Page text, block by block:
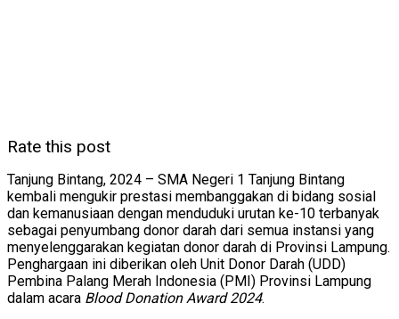
Rate this post
Tanjung Bintang, 2024 – SMA Negeri 1 Tanjung Bintang
kembali mengukir prestasi membanggakan di bidang sosial
dan kemanusiaan dengan menduduki urutan ke-10 terbanyak
sebagai penyumbang donor darah dari semua instansi yang
menyelenggarakan kegiatan donor darah di Provinsi Lampung.
Penghargaan ini diberikan oleh Unit Donor Darah (UDD)
Pembina Palang Merah Indonesia (PMI) Provinsi Lampung
dalam acara Blood Donation Award 2024.